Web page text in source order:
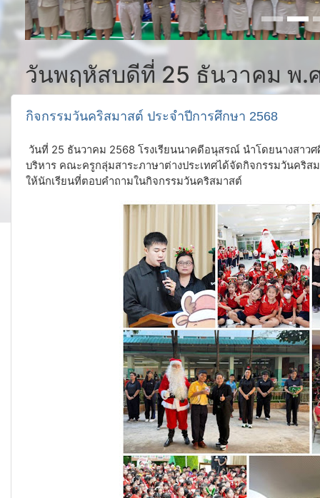
วันพฤหัสบดีที่ 25 ธันวาคม พ.
กิจกรรมวันคริสมาสต์ ประจำปีการศึกษา 2568
วันที่ 25 ธันวาคม 2568 โรงเรียนนาคดีอนุสรณ์ นำโดยนางสา
บริหาร คณะครูกลุ่มสาระภาษาต่างประเทศได้จัดกิจกรรมวันคริ
ให้นักเรียนที่ตอบคำถามในกิจกรรมวันคริสมาสต์